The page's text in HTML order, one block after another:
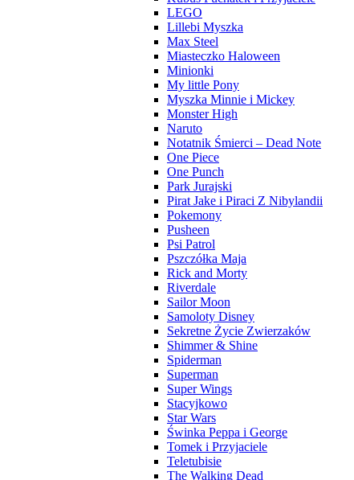
LEGO
Lillebi Myszka
Max Steel
Miasteczko Haloween
Minionki
My little Pony
Myszka Minnie i Mickey
Monster High
Naruto
Notatnik Śmierci – Dead Note
One Piece
One Punch
Park Jurajski
Pirat Jake i Piraci Z Nibylandii
Pokemony
Pusheen
Psi Patrol
Pszczółka Maja
Rick and Morty
Riverdale
Sailor Moon
Samoloty Disney
Sekretne Życie Zwierzaków
Shimmer & Shine
Spiderman
Superman
Super Wings
Stacyjkowo
Star Wars
Świnka Peppa i George
Tomek i Przyjaciele
Teletubisie
The Walking Dead